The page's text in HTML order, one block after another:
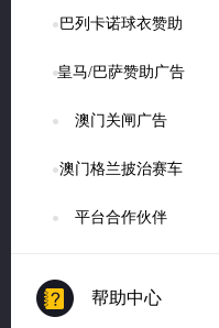
%
% 巴列卡诺球衣赞助
皇马/巴萨赞助广告
澳门关闸广告
澳门格兰披治赛车
平台合作伙伴
帮助中心